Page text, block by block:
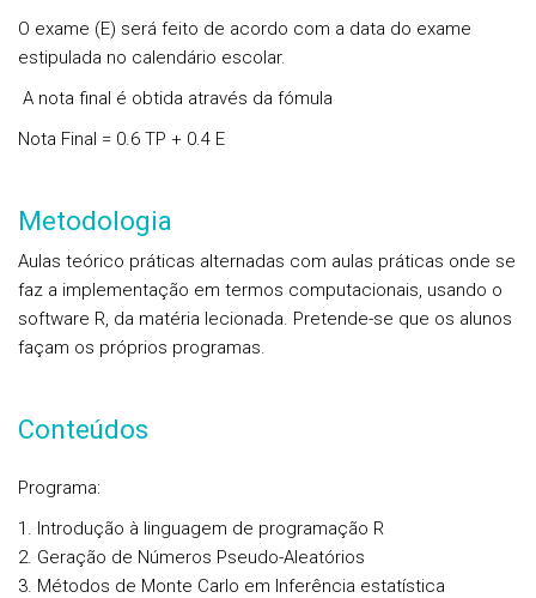
O exame (E) será feito de acordo com a data do exame
estipulada no calendário escolar.
A nota final é obtida através da fómula
Nota Final = 0.6 TP + 0.4 E
Metodologia
Aulas teórico práticas alternadas com aulas práticas onde se
faz a implementação em termos computacionais, usando o
software R, da matéria lecionada. Pretende-se que os alunos
façam os próprios programas.
Conteúdos
Programa:
Introdução à linguagem de programação R
Geração de Números Pseudo-Aleatórios
Métodos de Monte Carlo em Inferência estatística